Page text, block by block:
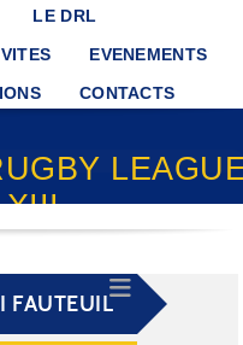
LE DRL
EVENEMENTS
CONTACTS
XIII
FAUTEUIL